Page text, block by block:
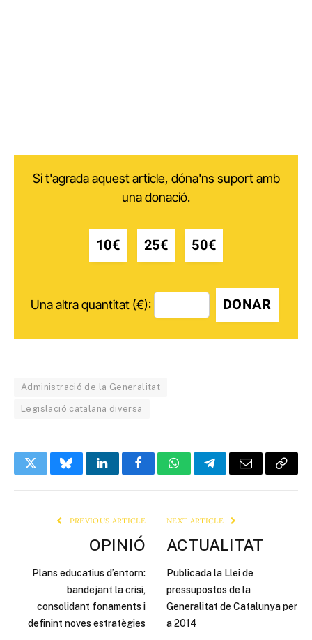
Si t'agrada aquest article, dóna'ns suport amb
una donació.
10€ 25€ 50€
Una altra quantitat (€): DONAR
Administració de la Generalitat
Legislació catalana diversa
TwitterBlueskyLinkedInFacebookWhatsAppTelegramEmail Copy
PREVIOUS ARTICLE
OPINIÓ
Plans educatius d’entorn:
bandejant la crisi,
consolidant fonaments i
definint noves estratègies
NEXT ARTICLE
ACTUALITAT
Publicada la Llei de
pressupostos de la
Generalitat de Catalunya per
a 2014